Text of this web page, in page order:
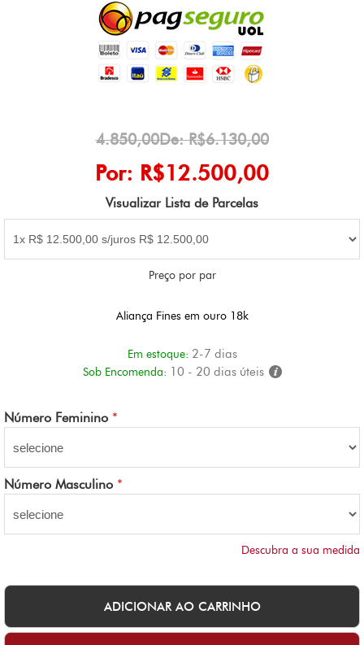
4.850,00De: R$6.130,00
Por: R$12.500,00
Visualizar Lista de Parcelas
Preço por par
Aliança Fines em ouro 18k
Em estoque: 2-7 dias
Sob Encomenda: 10 - 20 dias úteis
Número Feminino *
Número Masculino *
Descubra a sua medida